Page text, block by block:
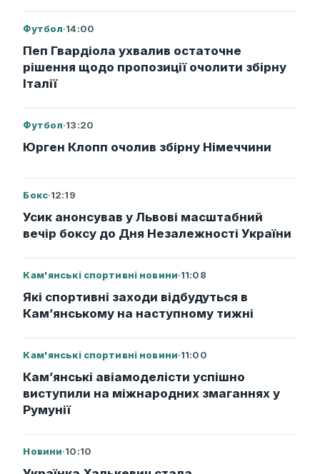
Футбол·14:00
Пеп Гвардіола ухвалив остаточне
рішення щодо пропозиції очолити збірну
Італії
Футбол·13:20
Юрген Клопп очолив збірну Німеччини
Бокс·12:19
Усик анонсував у Львові масштабний
вечір боксу до Дня Незалежності України
Кам'янські спортивні новини·11:08
Які спортивні заходи відбудуться в
Кам’янському на наступному тижні
Кам'янські спортивні новини·11:00
Кам’янські авіамоделісти успішно
виступили на міжнародних змаганнях у
Румунії
Новини·10:10